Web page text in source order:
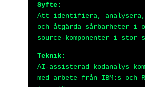
Syfte:
Att identifiera,
och åtgärda sårbarheter i
source-komponenter i stor
Teknik:
AI-assisterad kodanalys
med arbete från IBM:s och